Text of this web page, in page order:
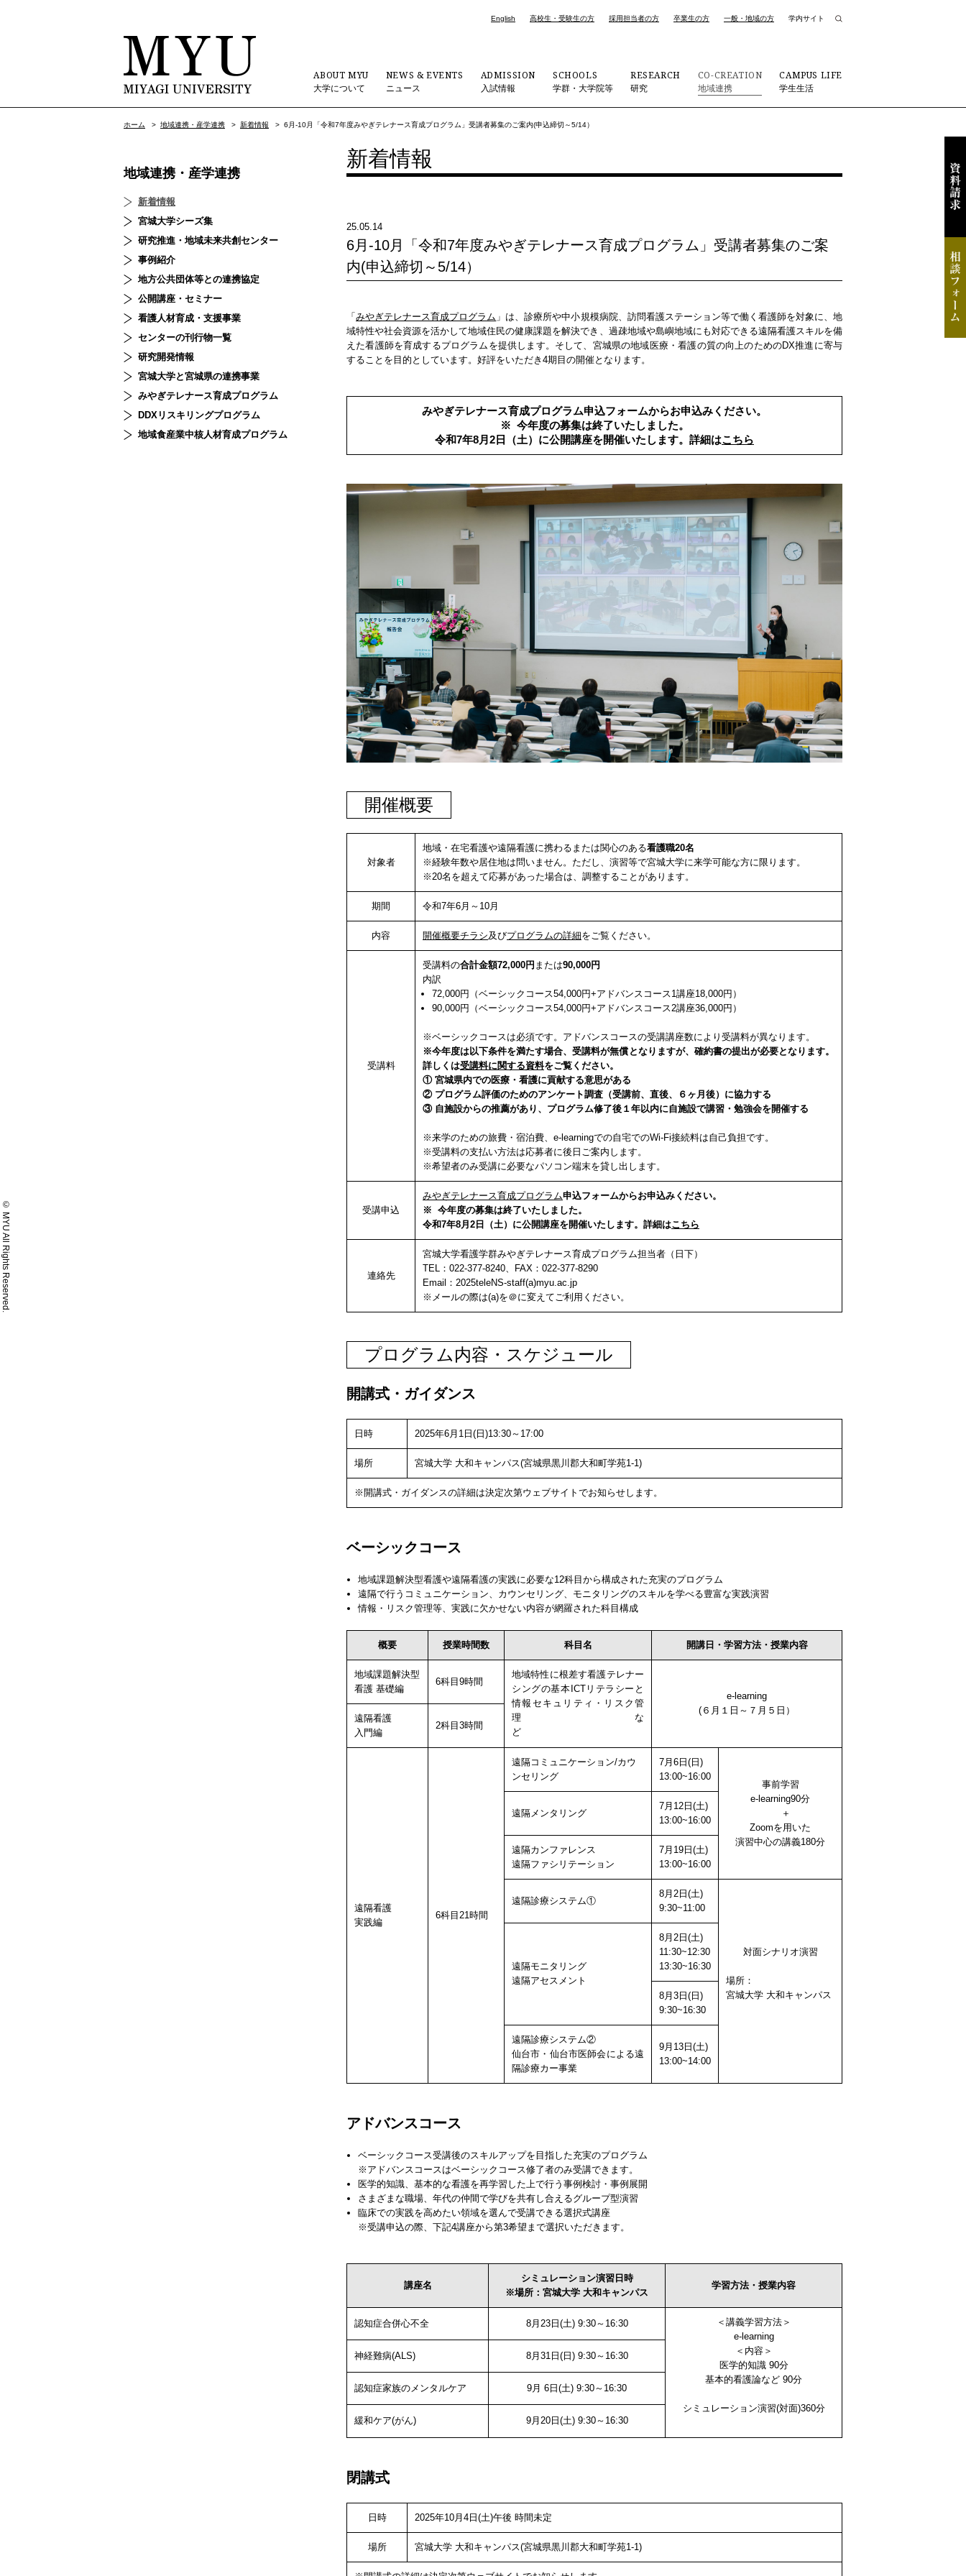
English 高校生・受験生の方 採用担当者の方 卒業生の方 一般・地域の方 学内サイト
ABOUT MYU
大学について
NEWS & EVENTS
ニュース
ADMISSION
入試情報
SCHOOLS
学群・大学院等
RESEARCH
研究
CO-CREATION
地域連携
CAMPUS LIFE
学生生活
ホーム > 地域連携・産学連携 > 新着情報 > 6月-10月「令和7年度みやぎテレナース育成プログラム」受講者募集のご案内(申込締切～5/14）
新着情報
25.05.14
6月-10月「令和7年度みやぎテレナース育成プログラム」受講者募集のご案
内(申込締切～5/14）
「みやぎテレナース育成プログラム 」は、診療所や中小規模病院、訪問看護ステーション等で働く看護師を対象に、地
域特性や社会資源を活かして地域住民の健康課題を解決でき、過疎地域や島嶼地域にも対応できる遠隔看護スキルを備
えた看護師を育成するプログラムを提供します。そして、宮城県の地域医療・看護の質の向上のためのDX推進に寄与
する​ことを目的としています。好評をいただき4期目の開催となります。
みやぎテレナース育成プログラム申込フォームからお申込みください。
※ 今年度の募集は終了いたしました。
令和7年8月2日（土）に公開講座を開催いたします。詳細はこちら
開催概要
対象者
地域・在宅看護や遠隔看護に携わるまたは関心のある看護職20名
※経験年数や居住地は問いません。ただし、演習等で宮城大学に来学可能な方に限ります。
※20名を超えて応募があった場合は、調整することがあります。
期間 令和7年6月～10月
内容 開催概要チラシ及びプログラムの詳細をご覧ください。
受講料
受講料の合計金額72,000円 または90,000円
内訳
72,000円（ベーシックコース54,000円+アドバンスコース1講座18,000円）
90,000円（ベーシックコース54,000円+アドバンスコース2講座36,000円）
※ベーシックコースは必須です。アドバンスコースの受講講座数により受講料が異なります。
※今年度は以下条件を満たす場合、受講料が無償となりますが、確約書の提出が必要となります。
詳しくは受講料に関する資料をご覧ください。
① 宮城県内での医療・看護に貢献する意思がある
② プログラム評価のためのアンケート調査（受講前、直後、６ヶ月後）に協力する
③ 自施設からの推薦があり、プログラム修了後１年以内に自施設で講習・勉強会を開催する
※来学のための旅費・宿泊費、e-learningでの自宅でのWi-Fi接続料は自己負担です。
※受講料の支払い方法は応募者に後日ご案内します。
※希望者のみ受講に必要なパソコン端末を貸し出します。
受講申込
みやぎテレナース育成プログラム申込フォームからお申込みください。
※ 今年度の募集は終了いたしました。
令和7年8月2日（土）に公開講座を開催いたします。詳細はこちら
連絡先
宮城大学看護学群みやぎテレナース育成プログラム担当者（日下）
TEL：022-377-8240、FAX：022-377-8290
Email：2025teleNS-staff(a)myu.ac.jp
※メールの際は(a)を＠に変えてご利用ください。
プログラム内容・スケジュール
開講式・ガイダンス
日時 2025年6月1日(日)13:30～17:00
場所 宮城大学 大和キャンパス(宮城県黒川郡大和町学苑1-1)
※開講式・ガイダンスの詳細は決定次第ウェブサイトでお知らせします。
ベーシックコース
地域課題解決型看護や遠隔看護の実践に必要な12科目から構成された充実のプログラム
遠隔で行うコミュニケーション、カウンセリング、モニタリングのスキルを学べる豊富な実践演習
情報・リスク管理等、実践に欠かせない内容が網羅された科目構成
概要 授業時間数 科目名 開講日・学習方法・授業内容
地域課題解決型
看護 基礎編
6科目9時間
地域特性に根差す看護テレナー
シングの基本ICTリテラシーと
情報セキュリティ・リスク管
理 な
ど
e-learning
(６月１日～７月５日）
遠隔看護
入門編
2科目3時間
遠隔看護
実践編
6科目21時間
遠隔コミュニケーション/カウ
ンセリング
7月6日(日)
13:00~16:00
事前学習
e-learning90分
＋
Zoomを用いた
演習中心の講義180分
遠隔メンタリング
7月12日(土)
13:00~16:00
遠隔カンファレンス
遠隔ファシリテーション
7月19日(土)
13:00~16:00
遠隔診療システム①
8月2日(土)
9:30~11:00
対面シナリオ演習
場所：
宮城大学 大和キャンパス
遠隔モニタリング
遠隔アセスメント
8月2日(土)
11:30~12:30
13:30~16:30
8月3日(日)
9:30~16:30
遠隔診療システム②
仙台市・仙台市医師会による遠
隔診療カー事業
9月13日(土)
13:00~14:00
アドバンスコース
ベーシックコース受講後のスキルアップを目指した充実のプログラム
※アドバンスコースはベーシックコース修了者のみ受講できます。
医学的知識、基本的な看護を再学習した上で行う事例検討・事例展開
さまざまな職場、年代の仲間で学びを共有し合えるグループ型演習
臨床での実践を高めたい領域を選んで受講できる選択式講座
※受講申込の際、下記4講座から第3希望まで選択いただきます。
講座名
シミュレーション演習日時
※場所：宮城大学 大和キャンパス
学習方法・授業内容
認知症合併心不全 8月23日(土) 9:30～16:30
＜講義学習方法＞
e-learning
＜内容＞
医学的知識 90分
基本的看護論など 90分
シミュレーション演習(対面)360分
神経難病(ALS) 8月31日(日) 9:30～16:30
認知症家族のメンタルケア 9月 6日(土) 9:30～16:30
緩和ケア(がん) 9月20日(土) 9:30～16:30
閉講式
日時 2025年10月4日(土)午後 時間未定
場所 宮城大学 大和キャンパス(宮城県黒川郡大和町学苑1-1)
地域連携・産学連携
新着情報
宮城大学シーズ集
研究推進・地域未来共創センター
事例紹介
地方公共団体等との連携協定
公開講座・セミナー
看護人材育成・支援事業
センターの刊行物一覧
研究開発情報
宮城大学と宮城県の連携事業
みやぎテレナース育成プログラム
DDXリスキリングプログラム
地域食産業中核人材育成プログラム
© MYU All Rights Reserved.